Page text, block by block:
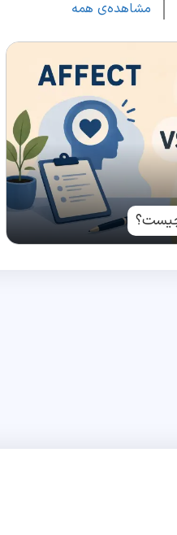
مشاهده‌ی همه